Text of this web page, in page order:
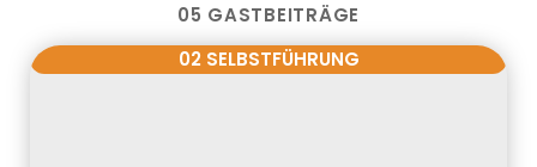
05 GASTBEITRÄGE
02 SELBSTFÜHRUNG